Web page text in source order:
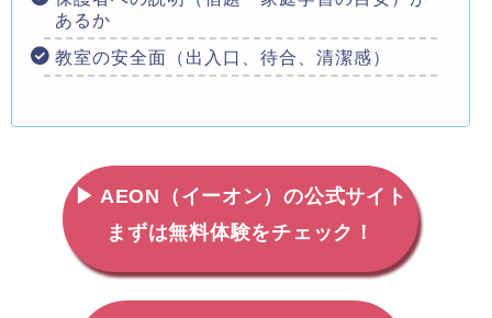
あるか
教室の安全面（出入口、待合、清潔感）
▶ AEON（イーオン）の公式サイト
まずは無料体験をチェック！